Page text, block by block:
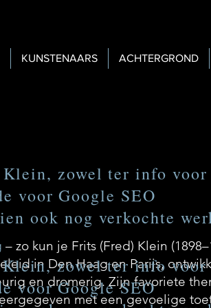
KUNSTENAARS ACHTERGROND
zowel ter info voor
voor Google SEO
ook nog verkochte
– zo kun je Frits (Fred) Klein
in Den Haag en Parijs,
en dromerig. Zijn favoriete
met een gevoelige
zowel ter info voor
voor Google SEO